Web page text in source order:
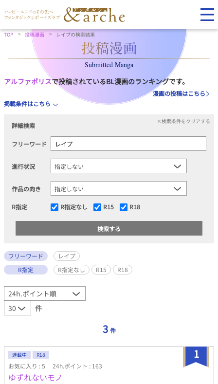
TOP 投稿漫画 レイプの検索結果
Submitted Manga
アルファポリスで投稿されているBL漫画のランキングです。
漫画の投稿はこちら
掲載条件はこちら
詳細検索
×検索条件をクリアする
フリーワード
進行状況
作品の向き
R指定 R指定なし R15 R18
フリーワード
レイプ
R指定
R指定なし R15 R18
件
3 件
1
連載中 R18
お気に入り : 5 24h.ポイント : 163
ゆずれないモノ